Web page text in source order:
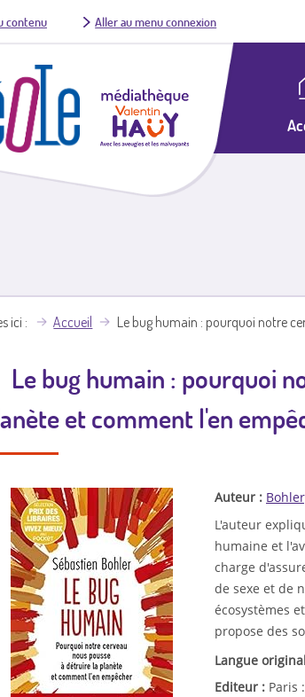
contenu Aller au menu connexion
ici Accueil Le bug humain : pourquoi notre
Le bug humain : pourquoi
et comment l'en
Auteur :
L'auteur
humaine et
charge
de sexe et de
écosystèmes
propose des
Langue
Editeur : Paris